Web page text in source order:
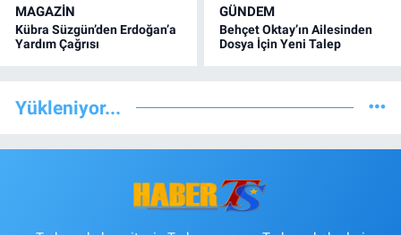
MAGAZİN
Kübra Süzgün’den Erdoğan’a
Yardım Çağrısı
GÜNDEM
Behçet Oktay’ın Ailesinden
Dosya İçin Yeni Talep
Yükleniyor...